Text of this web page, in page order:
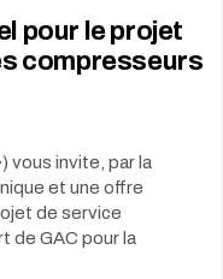
pour le projet
compresseurs
vous invite, par la
et une offre
de service
de GAC pour la